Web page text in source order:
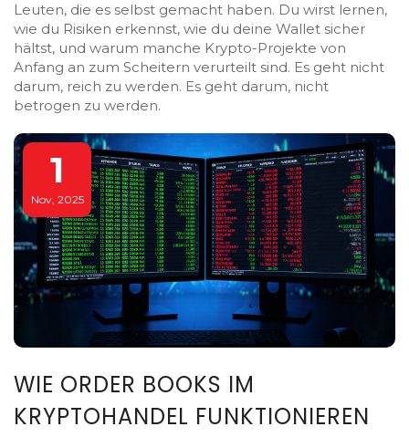
Leuten, die es selbst gemacht haben. Du wirst lernen,
wie du Risiken erkennst, wie du deine Wallet sicher
hältst, und warum manche Krypto-Projekte von
Anfang an zum Scheitern verurteilt sind. Es geht nicht
darum, reich zu werden. Es geht darum, nicht
betrogen zu werden.
1
Nov, 2025
WIE ORDER BOOKS IM
KRYPTOHANDEL FUNKTIONIEREN